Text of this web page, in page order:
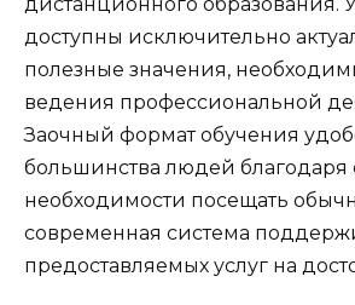
доступны исключительно
полезные значения,
ведения профессиональной
Заочный формат обучения
большинства людей благодаря
необходимости посещать
современная система
предоставляемых услуг на